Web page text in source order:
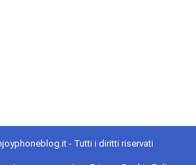
- Tutti i diritti riservati